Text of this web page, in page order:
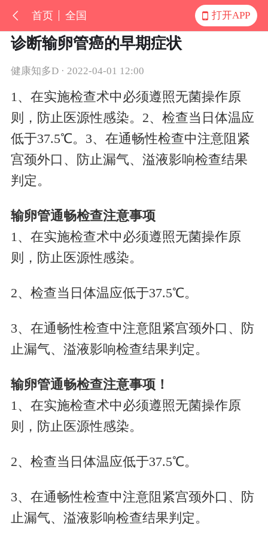
首页 全国 打开APP
诊断输卵管癌的早期症状
健康知多D · 2022-04-01 12:00
1、在实施检查术中必须遵照无菌操作原
则，防止医源性感染。2、检查当日体温应
低于37.5℃。3、在通畅性检查中注意阻紧
宫颈外口、防止漏气、溢液影响检查结果
判定。
输卵管通畅检查注意事项
1、在实施检查术中必须遵照无菌操作原
则，防止医源性感染。
2、检查当日体温应低于37.5℃。
3、在通畅性检查中注意阻紧宫颈外口、防
止漏气、溢液影响检查结果判定。
输卵管通畅检查注意事项！
1、在实施检查术中必须遵照无菌操作原
则，防止医源性感染。
2、检查当日体温应低于37.5℃。
3、在通畅性检查中注意阻紧宫颈外口、防
止漏气、溢液影响检查结果判定。